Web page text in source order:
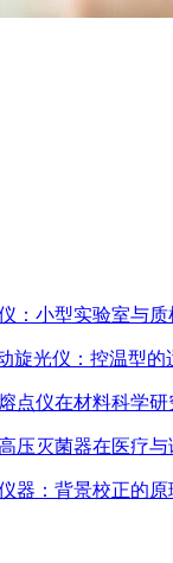
：小型实验室与
旋光仪：控温型的
点仪在材料科学研
压灭菌器在医疗与
器：背景校正的原